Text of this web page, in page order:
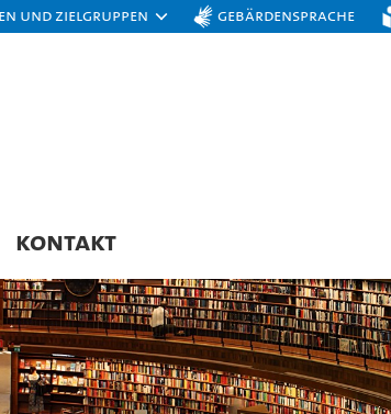
und Zielgruppen Gebärdensprache
KONTAKT